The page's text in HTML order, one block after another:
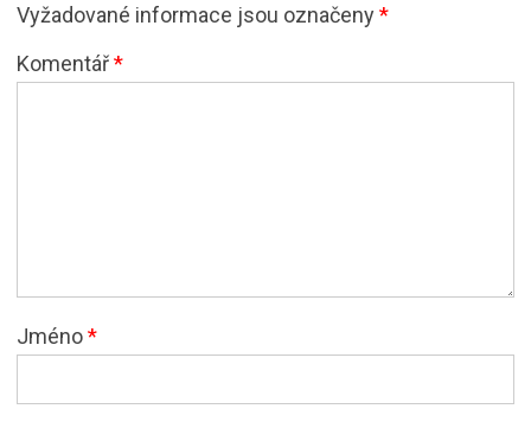
Vyžadované informace jsou označeny*
Komentář*
Jméno*